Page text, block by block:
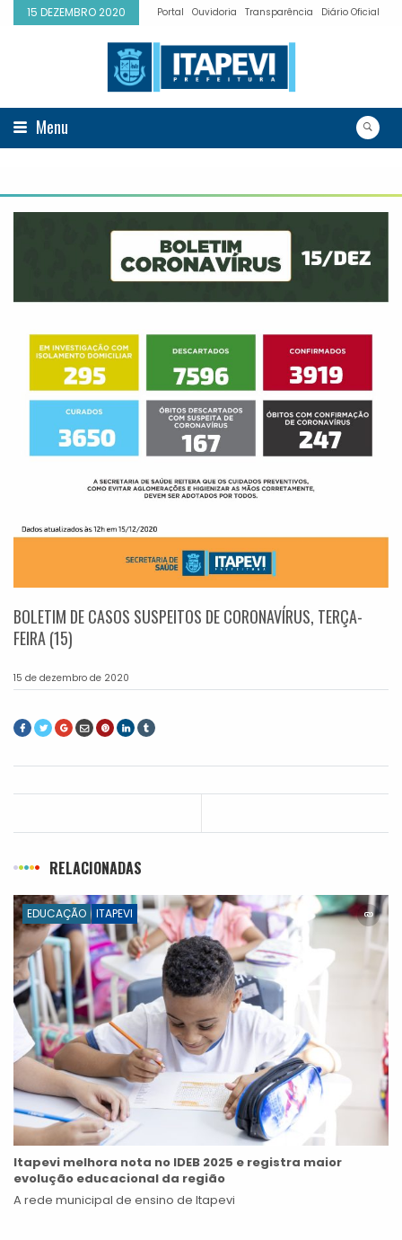
15 DEZEMBRO 2020 Portal Ouvidoria Transparência Diário Oficial
Menu
BOLETIM DE CASOS SUSPEITOS DE CORONAVÍRUS, TERÇA-
FEIRA (15)
15 de dezembro de 2020
RELACIONADAS
EDUCAÇÃO ITAPEVI
Itapevi melhora nota no IDEB 2025 e registra maior
evolução educacional da região
A rede municipal de ensino de Itapevi